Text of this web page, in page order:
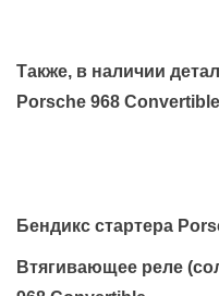
Также, в наличии
Porsche 968 Convertible
Бендикс стартера
Втягивающее реле